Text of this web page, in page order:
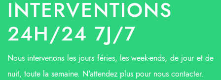
INTERVENTIONS
24H/24 7J/7
Nous intervenons les jours féries, les week-ends, de jour et de
nuit, toute la semaine. N'attendez plus pour nous contacter.